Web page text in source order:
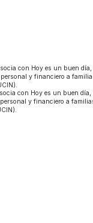
con Hoy es un buen
y financiero a
con Hoy es un buen
y financiero a